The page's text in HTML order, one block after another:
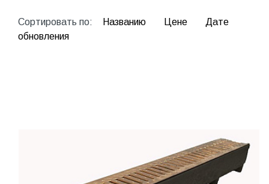
Сортировать по: Названию Цене
Дате
обновления